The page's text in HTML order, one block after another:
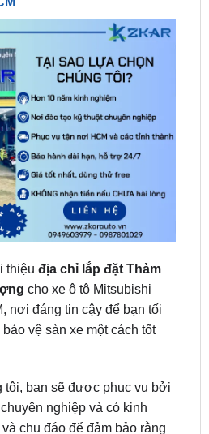
địa chỉ lắp đặt Thảm
nơi đáng tin cậy để bạn tối
vệ sàn xe một cách tốt
bạn sẽ được phục vụ bởi
chu đáo để đảm bảo rằng
một cách hoàn hảo.
cấp Thảm lót sàn ViTP